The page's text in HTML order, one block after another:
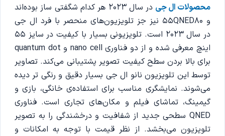
محصولات ال جی
در سال 2023 هر کدام شگفتی ساز بوده‌اند
و 55QNED80 نیز جز تلویزیون‌های منحصر با فرد ال جی
در سال 2023 است. تلویزیونی بسیار با کیفیت در سایز 55
اینچ معرفی شده و از دو فناوری nano cell و quantum dot
برای بالا بردن سطح کیفیت تصویر پشتیبانی می‌کند. تصاویر
توسط این تلویزیون نانو ال جی بسیار دقیق و رنگی تر دیده
می‌شوند. نمایشگری مناسب برای استفاده‌ی خانگی، بازی و
گیمینگ، تماشای فیلم و مکان‌های تجاری است. فناوری
QNED سطحی جدید از شفافیت و درخشندگی را به تصویر
تلویزیون می‌بخشد. از نظر قیمت با توجه به امکانات و